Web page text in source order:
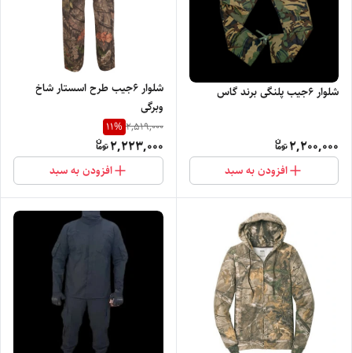
شلوار 6جیب پلنگی برند گاس
2,200,000
افزودن به سبد
شلوار 6جیب طرح اسستار شاخ
وبرگی
2,519,000
11%
2,223,000
افزودن به سبد